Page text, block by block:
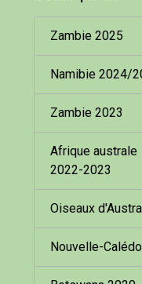
Zambie 2025
Namibie 2024/
Zambie 2023
Afrique australe
2022-2023
Oiseaux
Nouvelle-